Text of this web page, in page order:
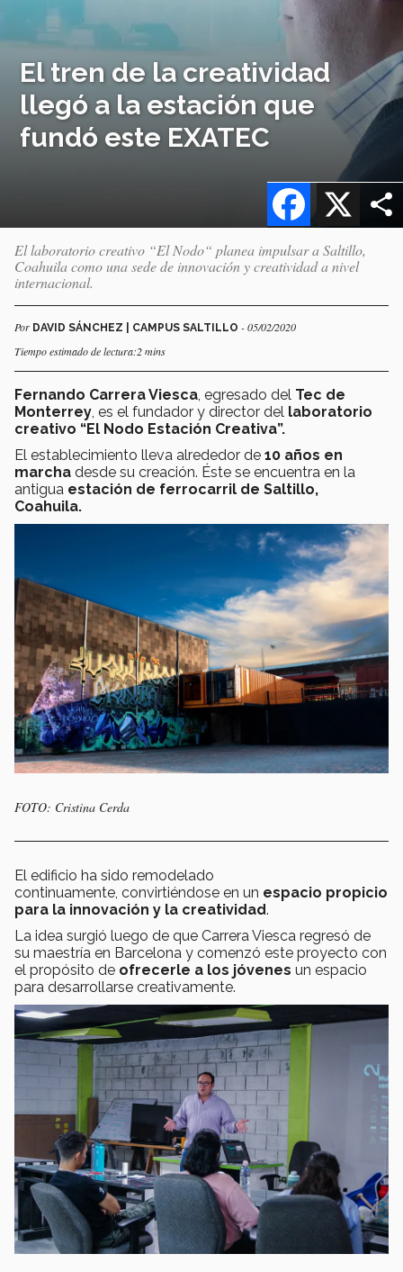
El tren de la creatividad
llegó a la estación que
fundó este EXATEC
X
Facebook
El laboratorio creativo “El Nodo“ planea impulsar a Saltillo,
Coahuila como una sede de innovación y creatividad a nivel
internacional.
Por DAVID SÁNCHEZ | CAMPUS SALTILLO - 05/02/2020
Tiempo estimado de lectura:2 mins
Fernando Carrera Viesca , egresado del Tec de
Monterrey , es el fundador y director del laboratorio
creativo “El Nodo Estación Creativa”.
El establecimiento lleva alrededor de 10 años en
marcha desde su creación. Éste se encuentra en la
antigua estación de ferrocarril de Saltillo,
Coahuila.
FOTO: Cristina Cerda
El edificio ha sido remodelado
continuamente, convirtiéndose en un espacio propicio
para la innovación y la creatividad.
La idea surgió luego de que Carrera Viesca regresó de
su maestría en Barcelona y comenzó este proyecto con
el propósito de ofrecerle a los jóvenes un espacio
para desarrollarse creativamente.